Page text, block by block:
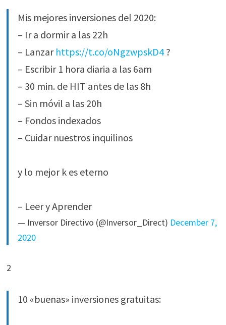
Mis mejores inversiones del 2020:
– Ir a dormir a las 22h
– Lanzar https://t.co/oNgzwpskD4?
– Escribir 1 hora diaria a las 6am
– 30 min. de HIT antes de las 8h
– Sin móvil a las 20h
– Fondos indexados
– Cuidar nuestros inquilinos
y lo mejor k es eterno
– Leer y Aprender
— Inversor Directivo (@Inversor_Direct) December 7,
2020
2
10 «buenas» inversiones gratuitas: